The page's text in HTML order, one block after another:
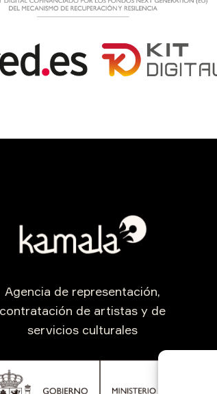
Agencia de representación,
contratación de artistas y de
servicios culturales